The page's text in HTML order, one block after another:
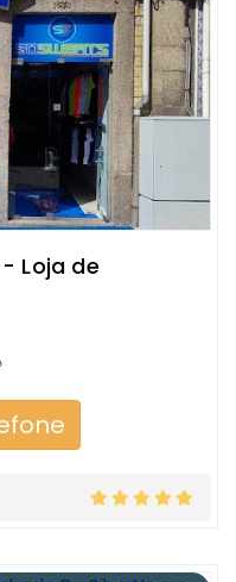
Loja de